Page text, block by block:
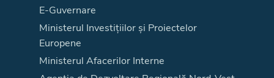
E-Guvernare
Ministerul Investițiilor și Proiectelor
Europene
Ministerul Afacerilor Interne